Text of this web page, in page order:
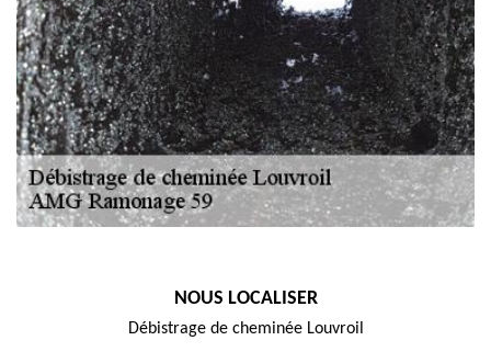
NOUS LOCALISER
Débistrage de cheminée Louvroil